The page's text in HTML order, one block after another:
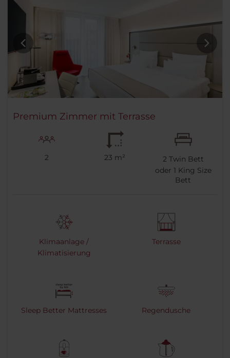
Premium Zimmer mit Terrasse
2 23 m² 2 Twin Bett
oder 1 King Size
Bett
Klimaanlage /
Klimatisierung
Terrasse
Sleep Better Mattresses Regendusche